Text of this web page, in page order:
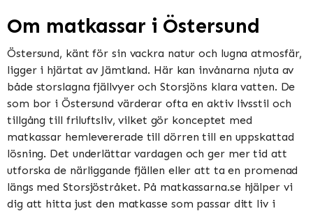
Om matkassar i Östersund
Östersund, känt för sin vackra natur och lugna atmosfär,
ligger i hjärtat av Jämtland. Här kan invånarna njuta av
både storslagna fjällvyer och Storsjöns klara vatten. De
som bor i Östersund värderar ofta en aktiv livsstil och
tillgång till friluftsliv, vilket gör konceptet med
matkassar hemlevererade till dörren till en uppskattad
lösning. Det underlättar vardagen och ger mer tid att
utforska de närliggande fjällen eller att ta en promenad
längs med Storsjöstråket. På matkassarna.se hjälper vi
dig att hitta just den matkasse som passar ditt liv i